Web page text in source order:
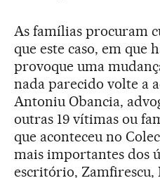
As famílias procuram
que este caso, em que
provoque uma
nada parecido volte a
Antoniu Obancia,
outras 19 vítimas ou
que aconteceu no
mais importantes dos
escritório, Zamfirescu,